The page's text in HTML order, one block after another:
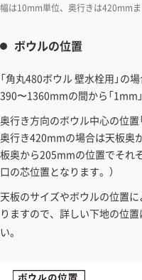
幅は10mm単位、奥行きは420mm
ボウルの位置
「角丸480ボウル 壁水栓用」の
390〜1360mmの間から「1mm
奥行き方向のボウル中心の位置
奥行き420mmの場合は天板奥
板奥から205mmの位置でそれ
口の芯位置となります。）
天板のサイズやボウルの位置
りますので、詳しい下地の位置
い。